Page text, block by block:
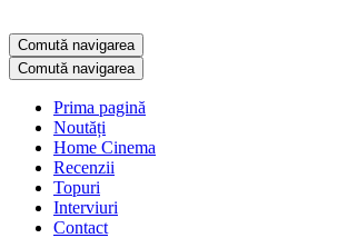
Comută navigarea
Comută navigarea
Prima pagină
Noutăți
Home Cinema
Recenzii
Topuri
Interviuri
Contact